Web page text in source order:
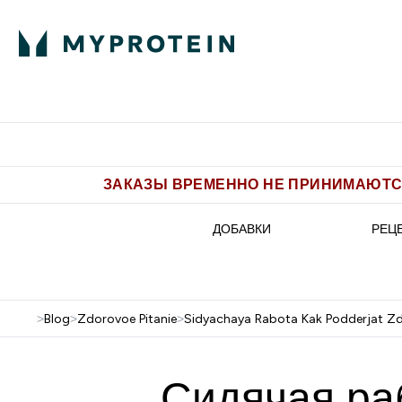
ЗАКАЗЫ ВРЕМЕННО НЕ
ДОБАВКИ
>Blog>Zdorovoe Pitanie>Sidyachaya Rabota Kak Podderjat